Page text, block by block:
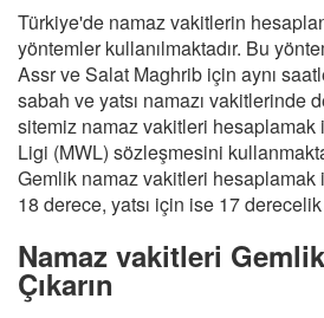
Türkiye'de namaz vakitlerin
yöntemler kullanılmaktadır. Bu
Assr ve Salat Maghrib için aynı
sabah ve yatsı namazı vakitlerinde
sitemiz namaz vakitleri
Ligi (MWL) sözleşmesini
Gemlik namaz vakitleri hesaplamak
18 derece, yatsı için ise 17 derecelik
Namaz vakitleri
Çıkarın